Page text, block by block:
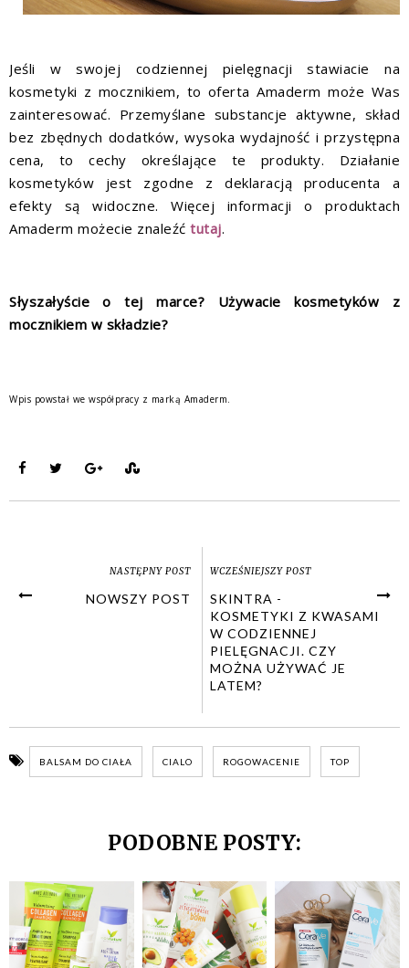
Jeśli w swojej codziennej pielęgnacji stawiacie na
kosmetyki z mocznikiem, to oferta Amaderm może Was
zainteresować. Przemyślane substancje aktywne, skład
bez zbędnych dodatków, wysoka wydajność i przystępna
cena, to cechy określające te produkty. Działanie
kosmetyków jest zgodne z deklaracją producenta a
efekty są widoczne. Więcej informacji o produktach
Amaderm możecie znaleźć tutaj.
Słyszałyście o tej marce? Używacie kosmetyków z
mocznikiem w składzie?
Wpis powstał we współpracy z marką Amaderm.
NASTĘPNY POST
NOWSZY POST
WCZEŚNIEJSZY POST
SKINTRA -
KOSMETYKI Z KWASAMI
W CODZIENNEJ
PIELĘGNACJI. CZY
MOŻNA UŻYWAĆ JE
LATEM?
BALSAM DO CIAŁA CIALO ROGOWACENIE TOP
PODOBNE POSTY: